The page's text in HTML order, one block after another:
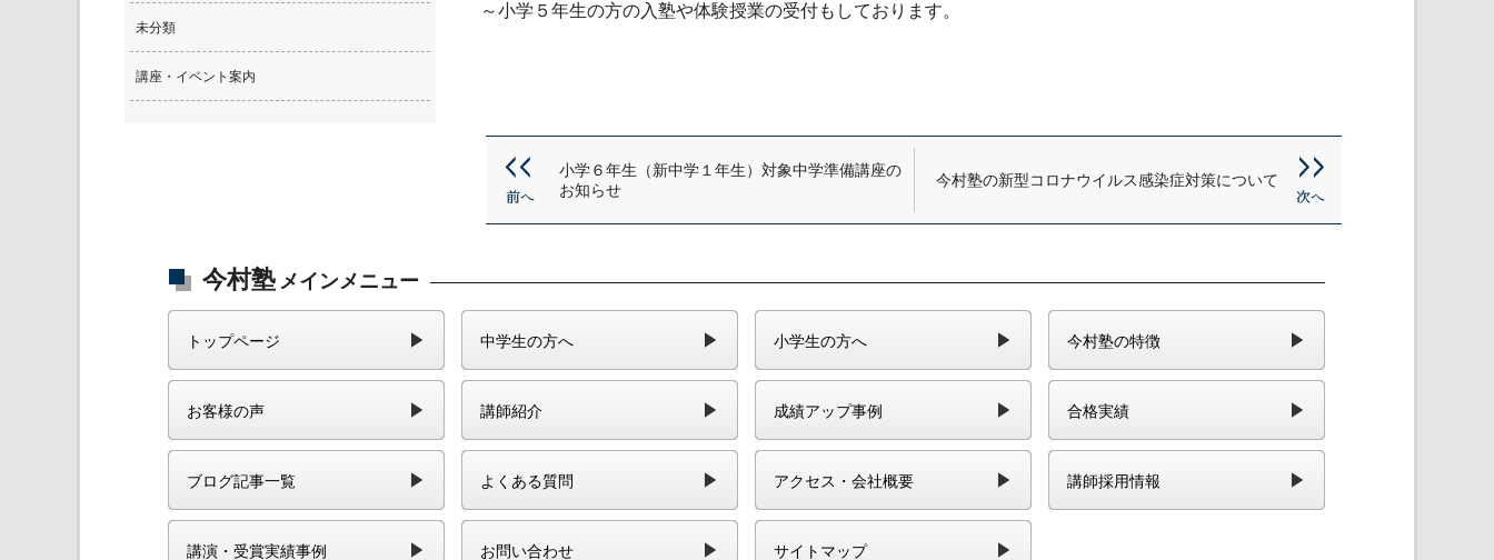
～小学５年生の方の入塾や体験授業の受付もしております。
小学６年生（新中学１年生）対象中学準備講座の
お知らせ
今村塾の新型コロナウイルス感染症対策について
未分類
講座・イベント案内
今村塾 メインメニュー
トップページ 中学生の方へ 小学生の方へ 今村塾の特徴
お客様の声 講師紹介 成績アップ事例 合格実績
ブログ記事一覧 よくある質問 アクセス・会社概要 講師採用情報
講演・受賞実績事例 お問い合わせ サイトマップ